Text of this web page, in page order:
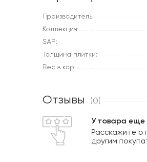
Производитель:
Коллекция:
SAP:
Толщина плитки:
Вес в кор:
Отзывы (0)
У товара еще
Расскажите о
другим